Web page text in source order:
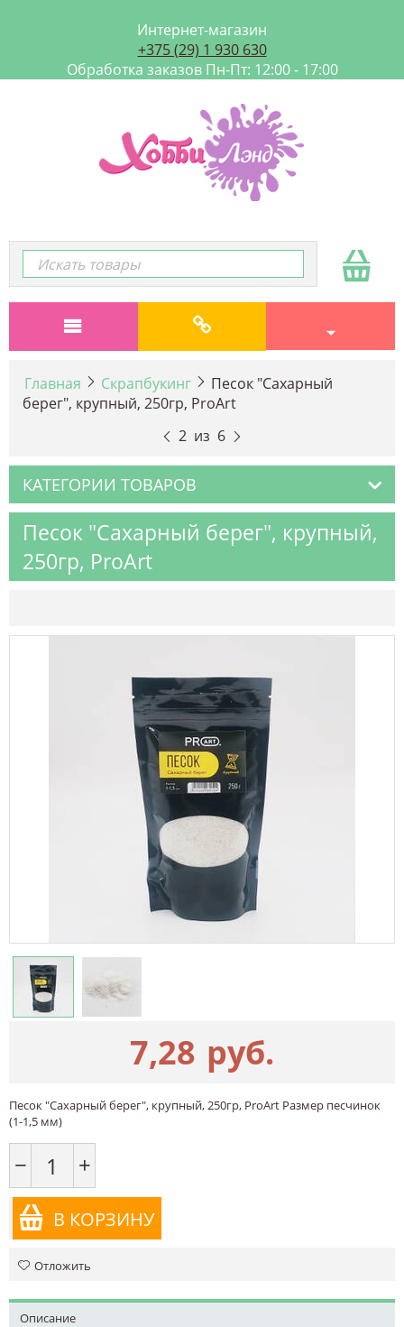
Интернет-магазин
+375 (29) 1 930 630
Обработка заказов Пн-Пт: 12:00 - 17:00
Главная Скрапбукинг
Песок "Сахарный
берег", крупный, 250гр, ProArt
2 из 6
КАТЕГОРИИ ТОВАРОВ
Песок "Сахарный берег", крупный,
250гр, ProArt
7,28 руб.
Песок "Сахарный берег", крупный, 250гр, ProArt Размер песчинок
(1-1,5 мм)
− +
В КОРЗИНУ
Отложить
Описание